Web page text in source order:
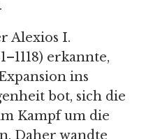
Alexios I.
erkannte,
ins
bot, sich die
Kampf um die
Daher wandte